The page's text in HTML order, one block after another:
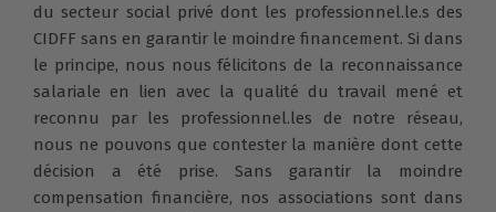
du secteur social privé dont les professionnel.le.s des
CIDFF sans en garantir le moindre financement. Si dans
le principe, nous nous félicitons de la reconnaissance
salariale en lien avec la qualité du travail mené et
reconnu par les professionnel.les de notre réseau,
nous ne pouvons que contester la manière dont cette
décision a été prise. Sans garantir la moindre
compensation financière, nos associations sont dans